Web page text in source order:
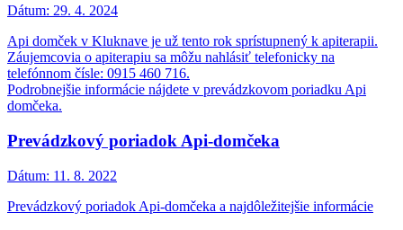
Dátum: 29. 4. 2024
Api domček v Kluknave je už tento rok sprístupnený k apiterapii.
Záujemcovia o apiterapiu sa môžu nahlásiť telefonicky na
telefónnom čísle: 0915 460 716.
Podrobnejšie informácie nájdete v prevádzkovom poriadku Api
domčeka.
Prevádzkový poriadok Api-domčeka
Dátum: 11. 8. 2022
Prevádzkový poriadok Api-domčeka a najdôležitejšie informácie